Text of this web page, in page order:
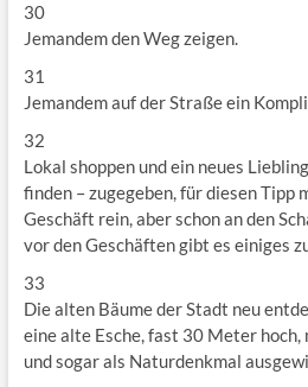
30
Jemandem den Weg zeigen.
31
Jemandem auf der Straße ein
32
Lokal shoppen und ein neues
finden – zugegeben, für diesen Tipp
Geschäft rein, aber schon an den
vor den Geschäften gibt es einiges
33
Die alten Bäume der Stadt neu
eine alte Esche, fast 30 Meter
und sogar als Naturdenkmal